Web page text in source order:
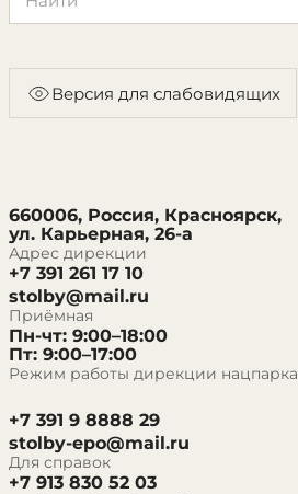
Версия для слабовидящих
660006, Россия, Красноярск,
ул. Карьерная, 26-а
Адрес дирекции
+7 391 261 17 10
stolby@mail.ru
Приёмная
Пн-чт: 9:00–18:00
Пт: 9:00–17:00
Режим работы дирекции нацпарка
+7 391 9 8888 29
stolby-epo@mail.ru
Для справок
+7 913 830 52 03